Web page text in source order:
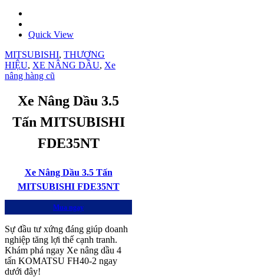
Quick View
MITSUBISHI, THƯƠNG
HIỆU, XE NÂNG DẦU, Xe
nâng hàng cũ
Xe Nâng Dầu 3.5
Tấn MITSUBISHI
FDE35NT
Xe Nâng Dầu 3.5 Tấn
MITSUBISHI FDE35NT
Mua ngay
Sự đầu tư xứng đáng giúp doanh
nghiệp tăng lợi thế cạnh tranh.
Khám phá ngay Xe nâng dầu 4
tấn KOMATSU FH40-2 ngay
dưới đây!